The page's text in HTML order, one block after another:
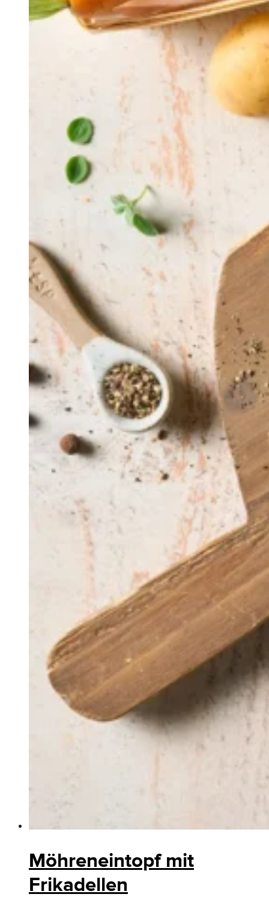
Möhreneintopf mit
Frikadellen